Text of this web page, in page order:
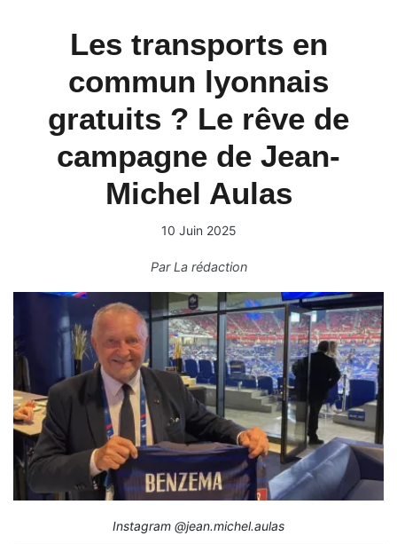
Les transports en
commun lyonnais
gratuits ? Le rêve de
campagne de Jean-
Michel Aulas
10 Juin 2025
ParLa rédaction
Instagram @jean.michel.aulas